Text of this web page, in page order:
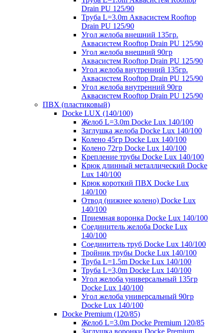
Drain PU 125/90
Труба L=3.0m Аквасистем Rooftop
Drain PU 125/90
Угол желоба внешний 135гр.
Аквасистем Rooftop Drain PU 125/90
Угол желоба внешний 90гр
Аквасистем Rooftop Drain PU 125/90
Угол желоба внутренний 135гр.
Аквасистем Rooftop Drain PU 125/90
Угол желоба внутренний 90гр
Аквасистем Rooftop Drain PU 125/90
ПВХ (пластиковый)
Docke LUX (140/100)
Желоб L=3.0m Docke Lux 140/100
Заглушка желоба Docke Lux 140/100
Колено 45гр Docke Lux 140/100
Колено 72гр Docke Lux 140/100
Крепление трубы Docke Lux 140/100
Крюк длинный металлический Docke
Lux 140/100
Крюк короткий ПВХ Docke Lux
140/100
Отвод (нижнее колено) Docke Lux
140/100
Приемная воронка Docke Lux 140/100
Соединитель желоба Docke Lux
140/100
Соединитель труб Docke Lux 140/100
Тройник трубы Docke Lux 140/100
Труба L=1.5m Docke Lux 140/100
Труба L=3,0m Docke Lux 140/100
Угол желоба универсальный 135гр
Docke Lux 140/100
Угол желоба универсальный 90гр
Docke Lux 140/100
Docke Premium (120/85)
Желоб L=3.0m Docke Premium 120/85
Заглушка воронки Docke Premium